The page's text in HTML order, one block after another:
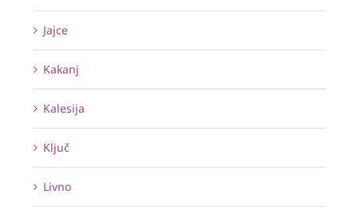
Jajce
Kakanj
Kalesija
Ključ
Livno